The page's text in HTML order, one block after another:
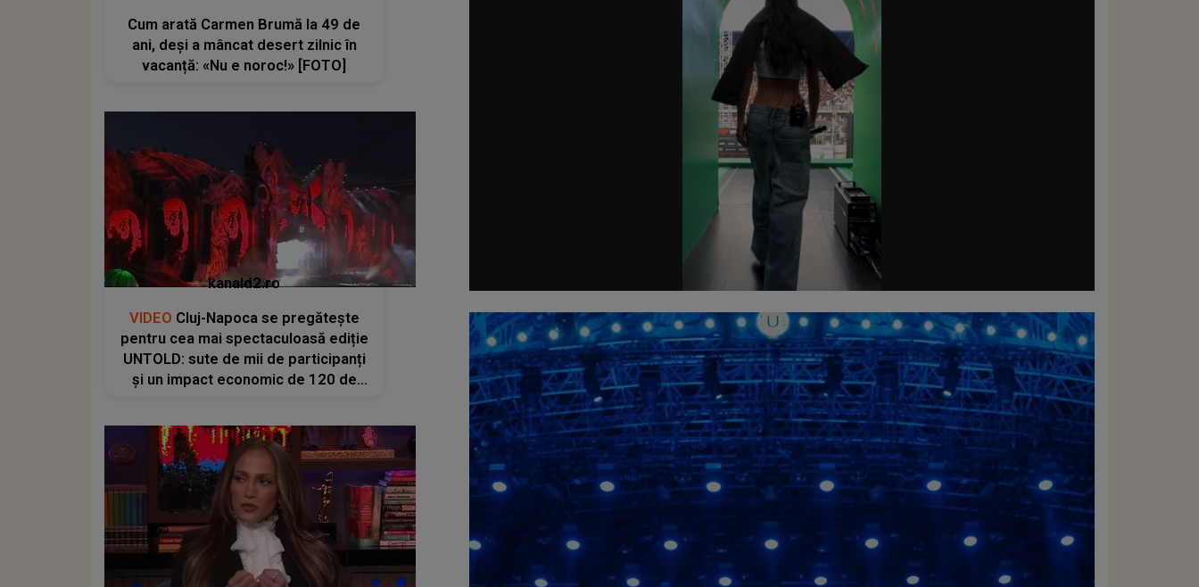
Cum arată Carmen Brumă la 49 de
ani, deși a mâncat desert zilnic în
vacanță: «Nu e noroc!» [FOTO]
kanald2.ro
VIDEO Cluj-Napoca se pregătește
pentru cea mai spectaculoasă ediție
UNTOLD: sute de mii de participanți
și un impact economic de 120 de